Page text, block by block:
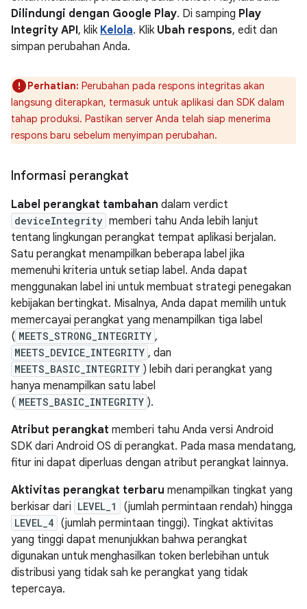
Dilindungi dengan Google Play. Di samping Play
Integrity API, klik Kelola. Klik Ubah respons, edit dan
simpan perubahan Anda.
Perhatian: Perubahan pada respons integritas akan
langsung diterapkan, termasuk untuk aplikasi dan SDK dalam
tahap produksi. Pastikan server Anda telah siap menerima
respons baru sebelum menyimpan perubahan.
Informasi perangkat
Label perangkat tambahan dalam verdict
deviceIntegrity memberi tahu Anda lebih lanjut
tentang lingkungan perangkat tempat aplikasi berjalan.
Satu perangkat menampilkan beberapa label jika
memenuhi kriteria untuk setiap label. Anda dapat
menggunakan label ini untuk membuat strategi penegakan
kebijakan bertingkat. Misalnya, Anda dapat memilih untuk
memercayai perangkat yang menampilkan tiga label
( MEETS_STRONG_INTEGRITY ,
MEETS_DEVICE_INTEGRITY , dan
MEETS_BASIC_INTEGRITY ) lebih dari perangkat yang
hanya menampilkan satu label
( MEETS_BASIC_INTEGRITY ).
Atribut perangkat memberi tahu Anda versi Android
SDK dari Android OS di perangkat. Pada masa mendatang,
fitur ini dapat diperluas dengan atribut perangkat lainnya.
Aktivitas perangkat terbaru menampilkan tingkat yang
berkisar dari LEVEL_1 (jumlah permintaan rendah) hingga
LEVEL_4 (jumlah permintaan tinggi). Tingkat aktivitas
yang tinggi dapat menunjukkan bahwa perangkat
digunakan untuk menghasilkan token berlebihan untuk
distribusi yang tidak sah ke perangkat yang tidak
tepercaya.